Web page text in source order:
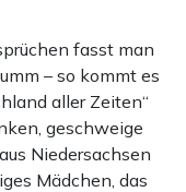
fasst man
– so kommt es
aller Zeiten“
geschweige
Niedersachsen
Mädchen, das